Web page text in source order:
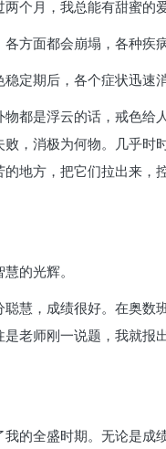
个月，我总能有甜蜜的
方面都会崩塌，各种疾
定期后，各个症状迅速消
都是浮云的话，戒色给
，消极为何物。几乎时
的地方，把它们拉出来，
的光辉。
聪慧，成绩很好。在奥数
是老师刚一说题，我就报
我的全盛时期。无论是成